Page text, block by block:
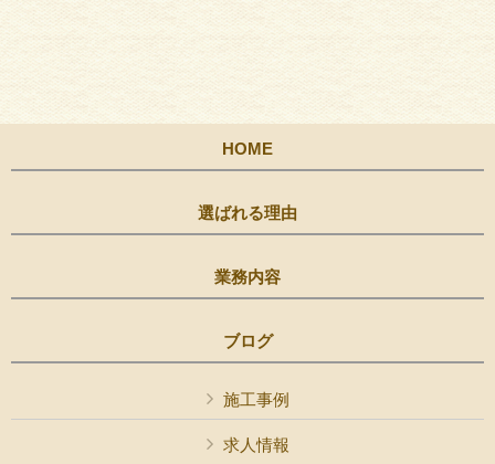
HOME
選ばれる理由
業務内容
ブログ
施工事例
求人情報